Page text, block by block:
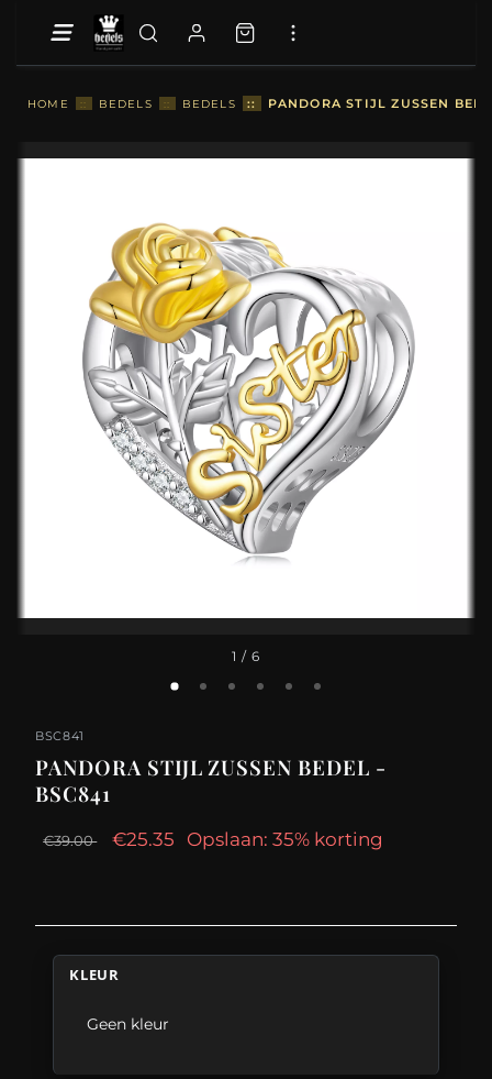
HOME :: BEDELS :: BEDELS :: PANDORA STIJL ZUSSEN
1 / 6
BSC841
PANDORA STIJL ZUSSEN BEDEL -
BSC841
€39.00 €25.35 Opslaan: 35% korting
KLEUR
Geen kleur